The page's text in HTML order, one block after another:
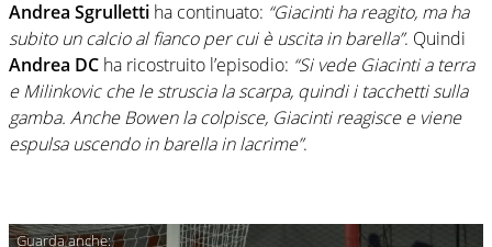
Andrea Sgrulletti ha continuato: “Giacinti ha reagito, ma ha
subito un calcio al fianco per cui è uscita in barella”. Quindi
Andrea DC ha ricostruito l’episodio: “Si vede Giacinti a terra
e Milinkovic che le struscia la scarpa, quindi i tacchetti sulla
gamba. Anche Bowen la colpisce, Giacinti reagisce e viene
espulsa uscendo in barella in lacrime”.